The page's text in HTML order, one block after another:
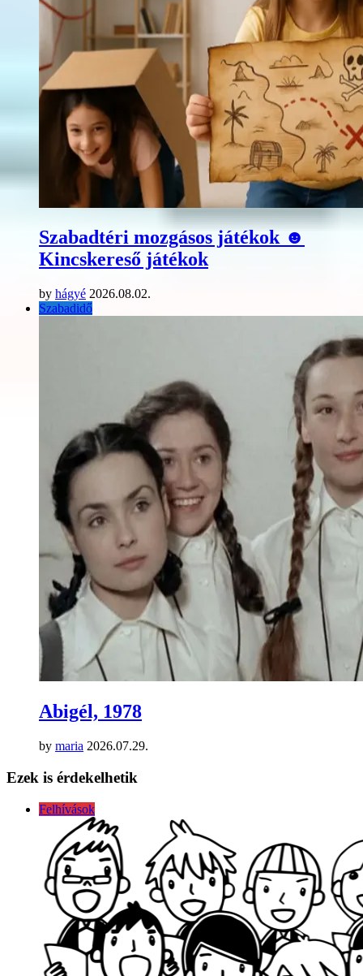
Szabadtéri mozgásos játékok ☻
Kincskereső játékok
by hágyé 2026.08.02.
Szabadidő
Abigél, 1978
by maria 2026.07.29.
Ezek is érdekelhetik
Felhívások